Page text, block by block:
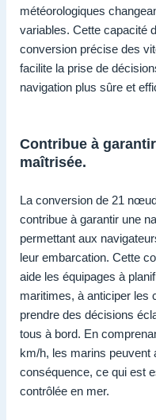
météorologiques
variables. Cette capacité
conversion précise des
facilite la prise de
navigation plus sûre et
Contribue à
maîtrisée.
La conversion de 21
contribue à garantir une
permettant aux
leur embarcation. Cette
aide les équipages à
maritimes, à anticiper les
prendre des décisions
tous à bord. En
km/h, les marins peuvent
conséquence, ce qui est
contrôlée en mer.